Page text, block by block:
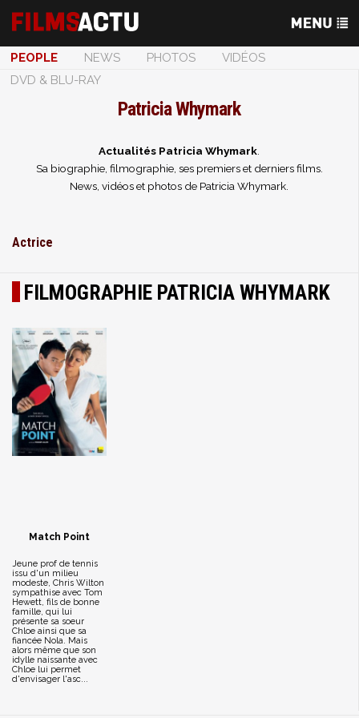
PEOPLE NEWS PHOTOS
VIDÉOS
DVD & BLU-RAY
Patricia Whymark
Actualités Patricia Whymark
Sa biographie, filmographie, ses premiers et derniers films.
News, vidéos et photos de Patricia Whymark.
Actrice
FILMOGRAPHIE PATRICIA WHYMARK
Match Point
Jeune prof de tennis
issu d'un milieu
modeste, Chris Wilton
sympathise avec Tom
Hewett, fils de bonne
famille, qui lui
présente sa soeur
Chloe ainsi que sa
fiancée Nola. Mais
alors même que son
idylle naissante avec
Chloe lui permet
d'envisager l'asc...